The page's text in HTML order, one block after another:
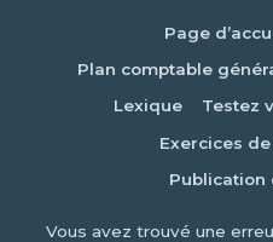
Page
Plan comptable
Lexique
Testez
Exercices
Publication
Vous avez trouvé une